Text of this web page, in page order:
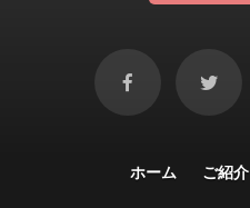
ホーム ご紹介